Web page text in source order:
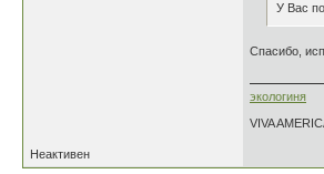
У Вас
Спасибо,
экологиня
VIVA
Неактивен